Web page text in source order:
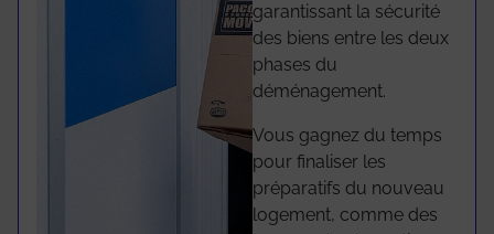
garantissant la sécurité
des biens entre les deux
phases du
déménagement.
Vous gagnez du temps
pour finaliser les
préparatifs du nouveau
logement, comme des